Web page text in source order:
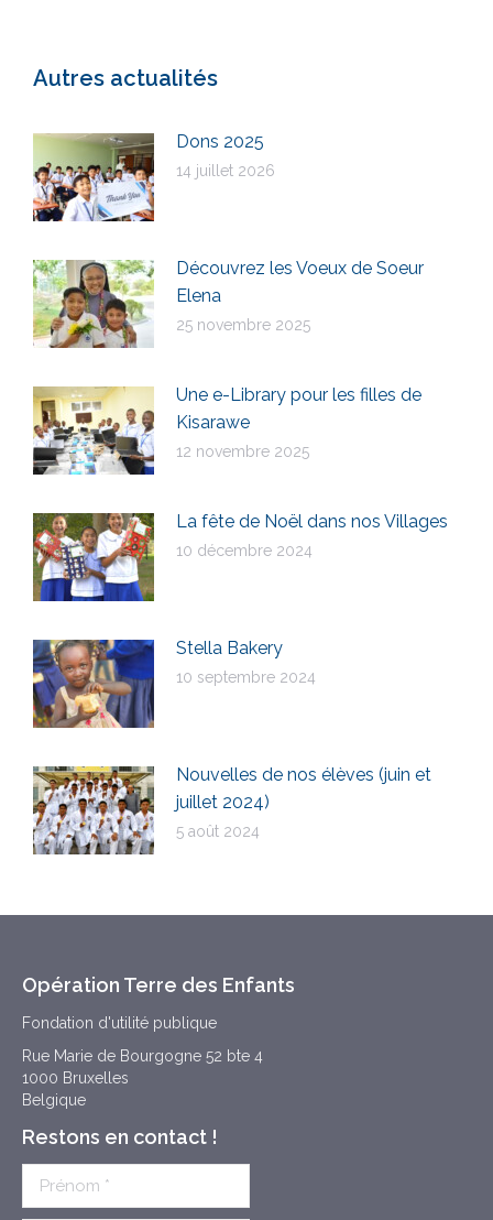
Autres actualités
Dons 2025
14 juillet 2026
Découvrez les Voeux de Soeur
Elena
25 novembre 2025
Une e-Library pour les filles de
Kisarawe
12 novembre 2025
La fête de Noël dans nos Villages
10 décembre 2024
Stella Bakery
10 septembre 2024
Nouvelles de nos élèves (juin et
juillet 2024)
5 août 2024
Opération Terre des Enfants
Fondation d'utilité publique
Rue Marie de Bourgogne 52 bte 4
1000 Bruxelles
Belgique
Restons en contact !